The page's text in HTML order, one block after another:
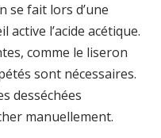
se fait lors d’une
active l’acide acétique.
comme le liseron
sont nécessaires.
desséchées
manuellement.